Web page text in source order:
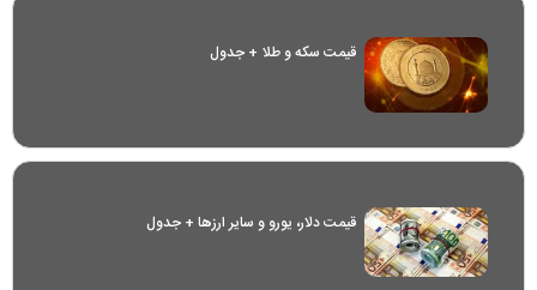
قیمت سکه و طلا + جدول
قیمت دلار، یورو و سایر ارز‌ها + جدول